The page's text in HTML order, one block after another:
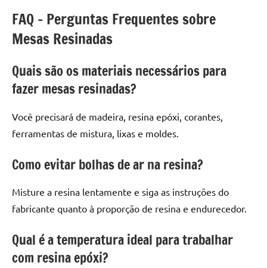
FAQ – Perguntas Frequentes sobre
Mesas Resinadas
Quais são os materiais necessários para
fazer mesas resinadas?
Você precisará de madeira, resina epóxi, corantes,
ferramentas de mistura, lixas e moldes.
Como evitar bolhas de ar na resina?
Misture a resina lentamente e siga as instruções do
fabricante quanto à proporção de resina e endurecedor.
Qual é a temperatura ideal para trabalhar
com resina epóxi?